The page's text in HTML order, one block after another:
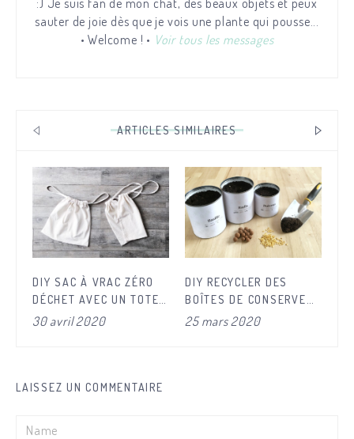
:) Je suis fan de mon chat, des beaux objets et peux
sauter de joie dès que je vois une plante qui pousse...
• Welcome ! • Voir tous les messages
ARTICLES SIMILAIRES
DIY SAC À VRAC ZÉRO
DÉCHET AVEC UN TOTE
BAG
30 avril 2020
DIY RECYCLER DES
BOÎTES DE CONSERVE
POUR LE POTAGER
25 mars 2020
LAISSEZ UN COMMENTAIRE
Prénom